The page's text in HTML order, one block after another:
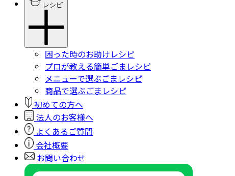
レシピ
困った時のお助けレシピ
プロが教える簡単ごまレシピ
メニューで選ぶごまレシピ
商品で選ぶごまレシピ
初めての方へ
法人のお客様へ
よくあるご質問
会社概要
お問い合わせ